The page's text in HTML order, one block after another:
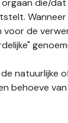
die/
voor de
natuurlijke
behoeve